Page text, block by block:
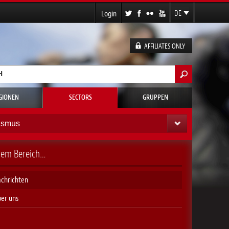
DE
EN
FR
ES
AFFILIATES ONLY
Login
SECTORS GRUPPEN
Bereich…
uns